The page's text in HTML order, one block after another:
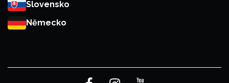
Slovensko
Německo